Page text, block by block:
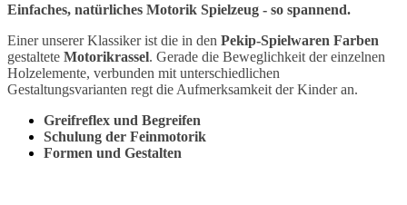
Einfaches, natürliches Motorik Spielzeug - so spannend.
Einer unserer Klassiker ist die in den Pekip-Spielwaren Farben
gestaltete Motorikrassel. Gerade die Beweglichkeit der einzelnen
Holzelemente, verbunden mit unterschiedlichen
Gestaltungsvarianten regt die Aufmerksamkeit der Kinder an.
Greifreflex und Begreifen
Schulung der Feinmotorik
Formen und Gestalten